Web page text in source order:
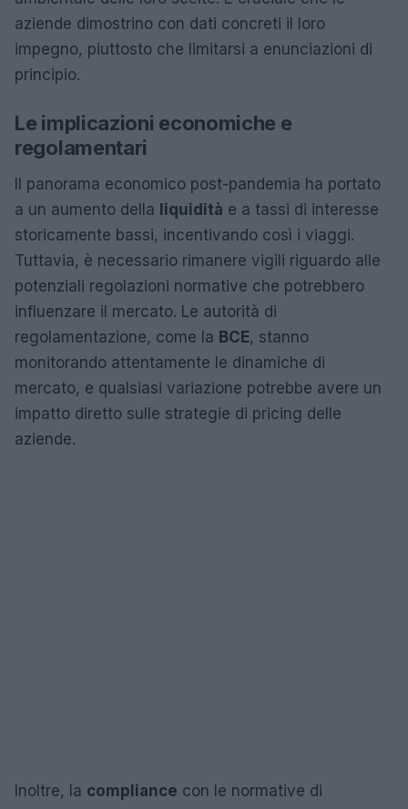
aziende dimostrino con dati concreti il loro
impegno, piuttosto che limitarsi a enunciazioni di
principio.
Le implicazioni economiche e
regolamentari
Il panorama economico post-pandemia ha portato
a un aumento della liquidità e a tassi di interesse
storicamente bassi, incentivando così i viaggi.
Tuttavia, è necessario rimanere vigili riguardo alle
potenziali regolazioni normative che potrebbero
influenzare il mercato. Le autorità di
regolamentazione, come la BCE, stanno
monitorando attentamente le dinamiche di
mercato, e qualsiasi variazione potrebbe avere un
impatto diretto sulle strategie di pricing delle
aziende.
Inoltre, la compliance con le normative di